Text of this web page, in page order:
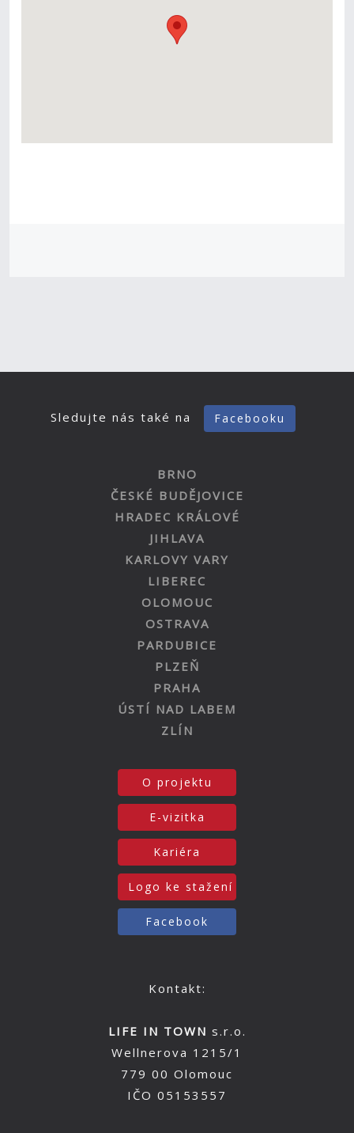
Sledujte nás také na Facebooku
BRNO
ČESKÉ BUDĚJOVICE
HRADEC KRÁLOVÉ
JIHLAVA
KARLOVY VARY
LIBEREC
OLOMOUC
OSTRAVA
PARDUBICE
PLZEŇ
PRAHA
ÚSTÍ NAD LABEM
ZLÍN
O projektu
E-vizitka
Kariéra
Logo ke stažení
Facebook
Kontakt:
LIFE IN TOWN s.r.o.
Wellnerova 1215/1
779 00 Olomouc
IČO 05153557